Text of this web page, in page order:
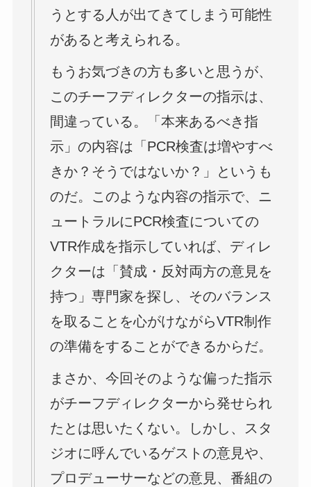
うとする人が出てきてしまう可能性
があると考えられる。
もうお気づきの方も多いと思うが、
このチーフディレクターの指示は、
間違っている。「本来あるべき指
示」の内容は「PCR検査は増やすべ
きか？そうではないか？」というも
のだ。このような内容の指示で、ニ
ュートラルにPCR検査についての
VTR作成を指示していれば、ディレ
クターは「賛成・反対両方の意見を
持つ」専門家を探し、そのバランス
を取ることを心がけながらVTR制作
の準備をすることができるからだ。
まさか、今回そのような偏った指示
がチーフディレクターから発せられ
たとは思いたくない。しかし、スタ
ジオに呼んでいるゲストの意見や、
プロデューサーなどの意見、番組の